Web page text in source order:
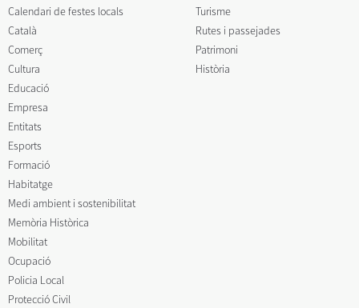
Calendari de festes locals
Català
Comerç
Cultura
Educació
Empresa
Entitats
Esports
Formació
Habitatge
Medi ambient i sostenibilitat
Memòria Històrica
Mobilitat
Ocupació
Policia Local
Protecció Civil
Turisme
Rutes i passejades
Patrimoni
Història